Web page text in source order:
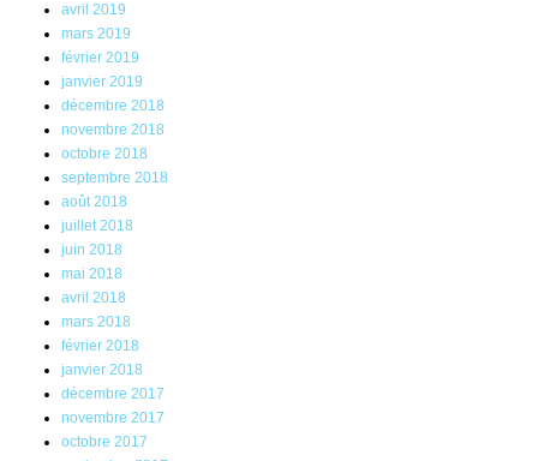
avril 2019
mars 2019
février 2019
janvier 2019
décembre 2018
novembre 2018
octobre 2018
septembre 2018
août 2018
juillet 2018
juin 2018
mai 2018
avril 2018
mars 2018
février 2018
janvier 2018
décembre 2017
novembre 2017
octobre 2017